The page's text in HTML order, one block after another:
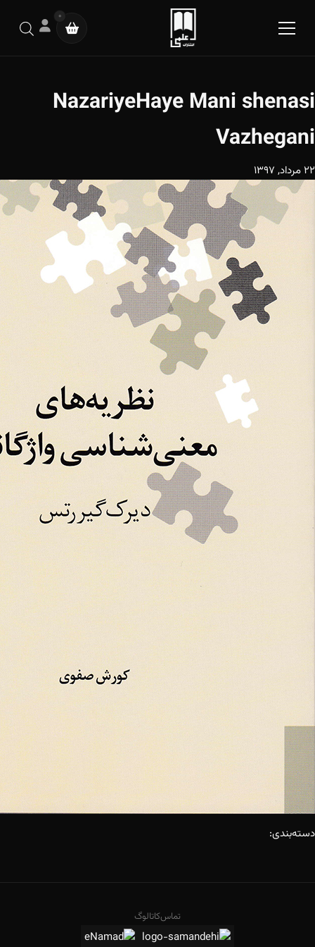
0
NazariyeHaye Mani shenasi
Vazhegani
22 مرداد, 1397
دسته‌بندی:
تماسکاتالوگ